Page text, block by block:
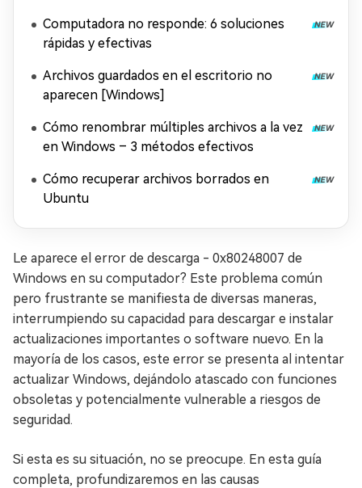
Computadora no responde: 6 soluciones
rápidas y efectivas
Archivos guardados en el escritorio no
aparecen [Windows]
Cómo renombrar múltiples archivos a la vez
en Windows – 3 métodos efectivos
Cómo recuperar archivos borrados en
Ubuntu
Le aparece el error de descarga - 0x80248007 de
Windows en su computador? Este problema común
pero frustrante se manifiesta de diversas maneras,
interrumpiendo su capacidad para descargar e instalar
actualizaciones importantes o software nuevo. En la
mayoría de los casos, este error se presenta al intentar
actualizar Windows, dejándolo atascado con funciones
obsoletas y potencialmente vulnerable a riesgos de
seguridad.
Si esta es su situación, no se preocupe. En esta guía
completa, profundizaremos en las causas